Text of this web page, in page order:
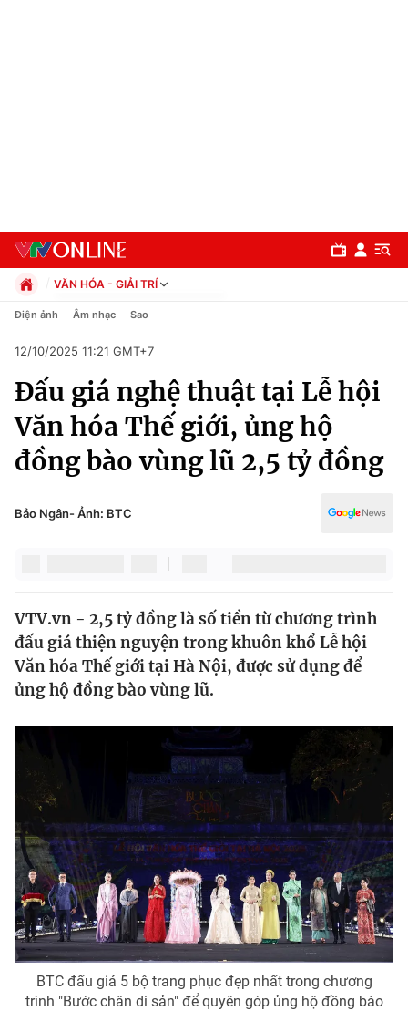
Chuyên mục
Chính trị
Xã hội
Pháp luật
Thế giới
Tin tức
Thế giới đó đây
Kinh tế
Góc doanh nghiệp
Dữ liệu và đời sống
Truyền hình
Phim VTV
Hậu trường
Nhân vật
Khán giả
Giải sao mai
Giải trí
Điện ảnh
Âm nhạc
Sao
Đời sống
Du lịch
Làm đẹp
Chất lượng cuộc sống
Giáo dục
Tuyển sinh
Công nghệ
VĂN HÓA - GIẢI TRÍ
Chính trị
Pháp luật
Kinh tế
Thể thao
Truyền hình
Văn hóa - Giải trí
Y tế
Điện ảnh Âm nhạc Sao
12/10/2025 11:21 GMT+7
Đấu giá nghệ thuật tại Lễ hội
Văn hóa Thế giới, ủng hộ
đồng bào vùng lũ 2,5 tỷ đồng
Bảo Ngân- Ảnh: BTC
VTV.vn - 2,5 tỷ đồng là số tiền từ chương trình
đấu giá thiện nguyện trong khuôn khổ Lễ hội
Văn hóa Thế giới tại Hà Nội, được sử dụng để
ủng hộ đồng bào vùng lũ.
BTC đấu giá 5 bộ trang phục đẹp nhất trong chương
trình "Bước chân di sản" để quyên góp ủng hộ đồng bào